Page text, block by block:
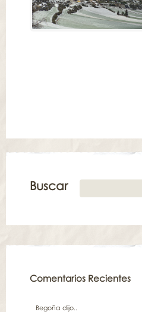
Buscar
Comentarios Recientes
Begoña dijo..